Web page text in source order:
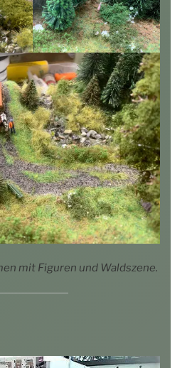
mit Figu­ren und Waldszene.